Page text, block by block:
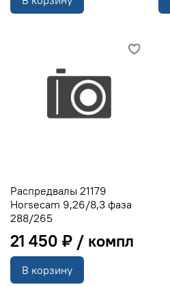
Распредвалы 21179
Horsecam 9,26/8,3 фаза
288/265
21 450 ₽
В корзину